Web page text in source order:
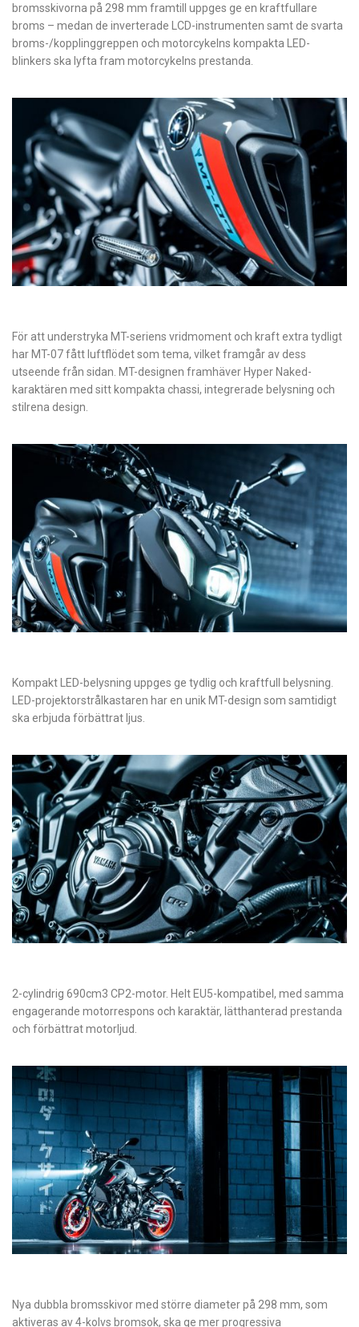
bromsskivorna på 298 mm framtill uppges ge en kraftfullare
broms – medan de inverterade LCD-instrumenten samt de svarta
broms-/kopplinggreppen och motorcykelns kompakta LED-
blinkers ska lyfta fram motorcykelns prestanda.
För att understryka MT-seriens vridmoment och kraft extra tydligt
har MT-07 fått luftflödet som tema, vilket framgår av dess
utseende från sidan. MT-designen framhäver Hyper Naked-
karaktären med sitt kompakta chassi, integrerade belysning och
stilrena design.
Kompakt LED-belysning uppges ge tydlig och kraftfull belysning.
LED-projektorstrålkastaren har en unik MT-design som samtidigt
ska erbjuda förbättrat ljus.
2-cylindrig 690cm3 CP2-motor. Helt EU5-kompatibel, med samma
engagerande motorrespons och karaktär, lätthanterad prestanda
och förbättrat motorljud.
Nya dubbla bromsskivor med större diameter på 298 mm, som
aktiveras av 4-kolvs bromsok, ska ge mer progressiva